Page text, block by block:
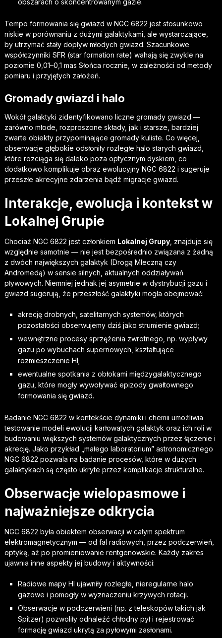
obszarach o skoncentrowanym gazie.
Tempo formowania się gwiazd w NGC 6822 jest stosunkowo
niskie w porównaniu z dużymi galaktykami, ale wystarczające,
by utrzymać stały dopływ młodych gwiazd. Szacunkowe
współczynniki SFR (star formation rate) wahają się zwykle na
poziomie 0,01–0,1 mas Słońca rocznie, w zależności od metody
pomiaru i przyjętych założeń.
Gromady gwiazd i halo
Wokół galaktyki zidentyfikowano liczne gromady gwiazd —
zarówno młode, rozproszone składy, jak i starsze, bardziej
zwarte obiekty przypominające gromady kuliste. Co więcej,
obserwacje głębokie odsłoniły rozległe halo starych gwiazd,
które rozciąga się daleko poza optycznym dyskiem, co
dodatkowo komplikuje obraz ewolucyjny NGC 6822 i sugeruje
przeszłe akrecyjne zdarzenia bądź migracje gwiazd.
Interakcje, ewolucja i kontekst w
Lokalnej Grupie
Chociaż NGC 6822 jest członkiem Lokalnej Grupy, znajduje się
względnie samotnie — nie jest bezpośrednio związana z żadną
z dwóch największych galaktyk (Drogą Mleczną czy
Andromedą) w sensie silnych, aktualnych oddziaływań
pływowych. Niemniej jednak jej asymetrie w dystrybucji gazu i
gwiazd sugerują, że przeszłość galaktyki mogła obejmować:
akrecję drobnych, satelitarnych systemów, których
pozostałości obserwujemy dziś jako strumienie gwiazd;
wewnętrzne procesy sprzężenia zwrotnego, np. wypływy
gazu po wybuchach supernowych, kształtujące
rozmieszczenie HI;
ewentualne spotkania z obłokami międzygalaktycznego
gazu, które mogły wywoływać epizody gwałtownego
formowania się gwiazd.
Badanie NGC 6822 w kontekście dynamiki i chemii umożliwia
testowanie modeli ewolucji karłowatych galaktyk oraz ich roli w
budowaniu większych systemów galaktycznych przez łączenie i
akrecję. Jako przykład „małego laboratorium” astronomicznego
NGC 6822 pozwala na badanie procesów, które w dużych
galaktykach są często ukryte przez komplikacje strukturalne.
Obserwacje wielopasmowe i
najważniejsze odkrycia
NGC 6822 była obiektem obserwacji w całym spektrum
elektromagnetycznym — od fal radiowych, przez podczerwień,
optykę, aż po promieniowanie rentgenowskie. Każdy zakres
ujawnia inne aspekty jej budowy i aktywności:
Radiowe mapy HI ujawniły rozległe, nieregularne halo
gazowe i pomogły w wyznaczeniu krzywych rotacji.
Obserwacje w podczerwieni (np. z teleskopów takich jak
Spitzer) pozwoliły odnaleźć chłodny pył i rejestrować
formację gwiazd ukrytą za pyłowymi zasłonami.